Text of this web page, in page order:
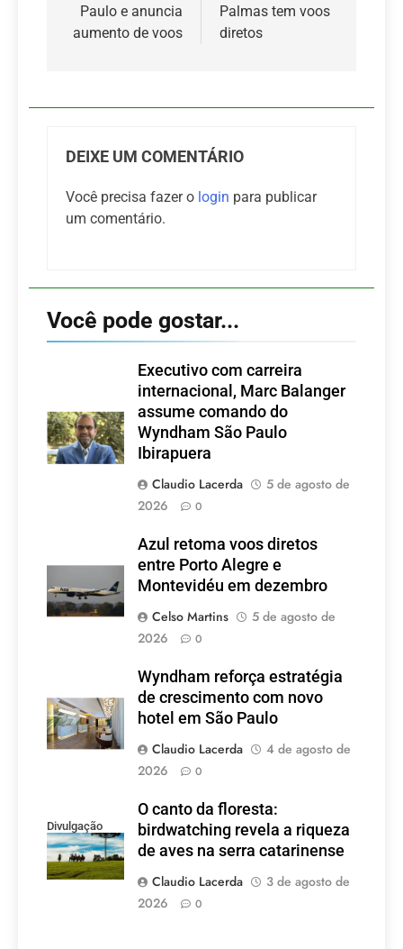
Paulo e anuncia
aumento de voos
Palmas tem voos
diretos
DEIXE UM COMENTÁRIO
Você precisa fazer o login para publicar
um comentário.
Você pode gostar...
Executivo com carreira
internacional, Marc Balanger
assume comando do
Wyndham São Paulo
Ibirapuera
Claudio Lacerda
5 de agosto de
2026
0
Azul retoma voos diretos
entre Porto Alegre e
Montevidéu em dezembro
Celso Martins
5 de agosto de
2026
0
Wyndham reforça estratégia
de crescimento com novo
hotel em São Paulo
Claudio Lacerda
4 de agosto de
2026
0
Divulgação
O canto da floresta:
birdwatching revela a riqueza
de aves na serra catarinense
Claudio Lacerda
3 de agosto de
2026
0